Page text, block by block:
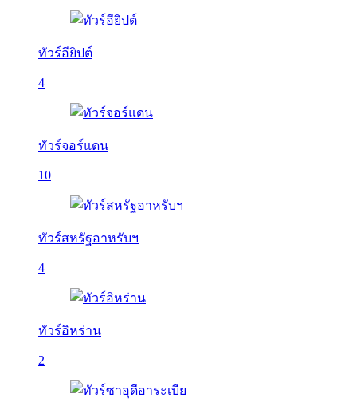
ทัวร์อียิปต์
4
ทัวร์จอร์แดน
10
ทัวร์สหรัฐอาหรับฯ
4
ทัวร์อิหร่าน
2